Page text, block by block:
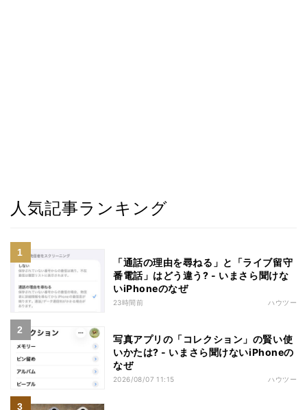
人気記事ランキング
「通話の理由を尋ねる」と「ライブ留守
番電話」はどう違う? - いまさら聞けな
いiPhoneのなぜ
23時間前 ハウツー
写真アプリの「コレクション」の賢い使
いかたは? - いまさら聞けないiPhoneの
なぜ
2026/08/07 11:15 ハウツー